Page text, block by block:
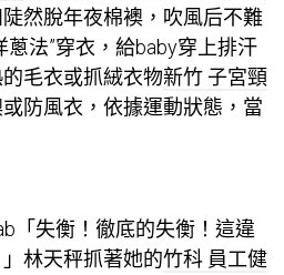
然脫年夜棉襖，吹風后不難
蔥法”穿衣，給baby穿上排汗
毛衣或抓絨衣物新竹 子宮頸
或防風衣，依據運動狀態，當
失衡！徹底的失衡！這違
林天秤抓著她的竹科 員工健